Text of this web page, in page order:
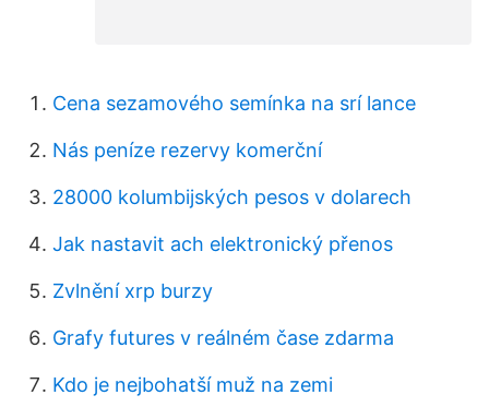
Cena sezamového semínka na srí lance
Nás peníze rezervy komerční
28000 kolumbijských pesos v dolarech
Jak nastavit ach elektronický přenos
Zvlnění xrp burzy
Grafy futures v reálném čase zdarma
Kdo je nejbohatší muž na zemi